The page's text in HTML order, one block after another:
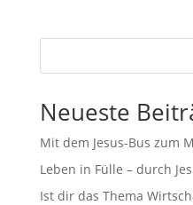
Neueste
Mit dem Jesus-Bus zum
Leben in Fülle – durch
Ist dir das Thema